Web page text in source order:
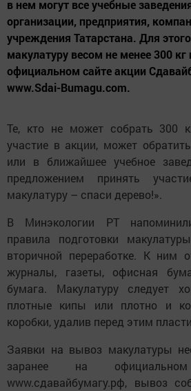
в нем могут все учебные
организации, предприятия,
учреждения Татарстана. Для
макулатуру весом не менее 300 кг
официальном сайте акции
www.Sdai-Bumagu.com.
Те, кто не может собрать 300
участие в акции, может
или в ближайшее учебное
предложением принять
макулатуру – спаси дерево!».
В Минэкологии РТ
правила подготовки
вторичной переработке. К ним
журналы, газеты, офисная
бумага. Макулатуру следует
плотные кипы или плотно и
коробки, удалив перед этим
Заявки на вывоз макулатуры
заранее на
www.сдавайбумагу.рф, вывоз